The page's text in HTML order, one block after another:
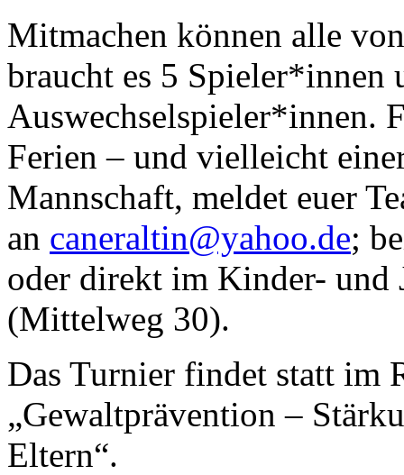
Mitmachen können alle
braucht es 5 Spieler*innen
Auswechselspieler*innen.
Ferien – und vielleicht
Mannschaft, meldet euer
an caneraltin@yahoo.de;
oder direkt im Kinder- und
(Mittelweg 30).
Das Turnier findet statt im
„Gewaltprävention –
Eltern“.